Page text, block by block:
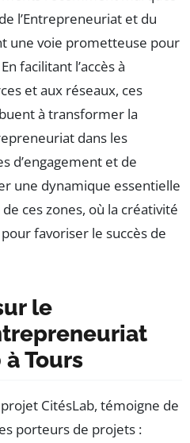
l’Entrepreneuriat et du
une voie prometteuse pour
facilitant l’accès à
et aux réseaux, ces
à transformer la
dans les
d’engagement et de
une dynamique essentielle
ces zones, où la créativité
favoriser le succès de
le
Tours
CitésLab, témoigne de
porteurs de projets :